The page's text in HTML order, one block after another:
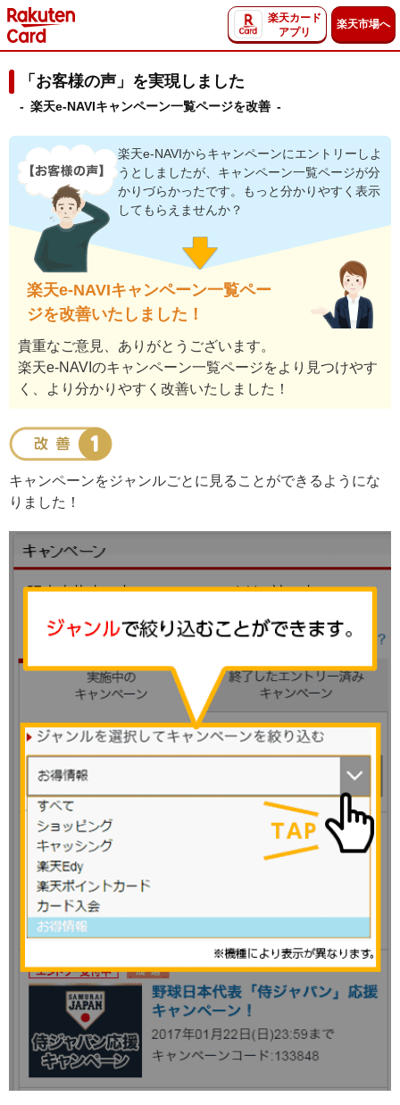
楽天カード
アプリ
楽天市場へ
「お客様の声」を実現しました
- 楽天e-NAVIキャンペーン一覧ページを改善 -
楽天e-NAVIからキャンペーンにエントリーしよ
うとしましたが、キャンペーン一覧ページが分
かりづらかったです。もっと分かりやすく表示
してもらえませんか？
楽天e-NAVIキャンペーン一覧ペー
ジを改善いたしました！
貴重なご意見、ありがとうございます。
楽天e-NAVIのキャンペーン一覧ページをより見つけやす
く、より分かりやすく改善いたしました！
キャンペーンをジャンルごとに見ることができるようにな
りました！